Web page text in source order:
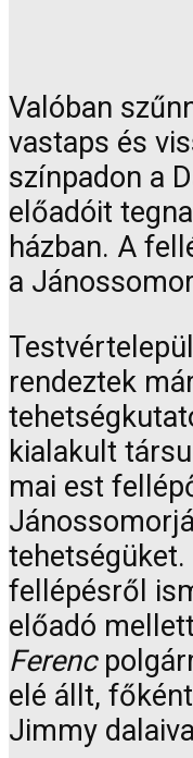
Valóban
vastaps és
színpadon a
előadóit
házban. A
a
rendeztek
kialakult
mai est
fellépésről
előadó mellett
Ferenc
elé állt,
Jimmy